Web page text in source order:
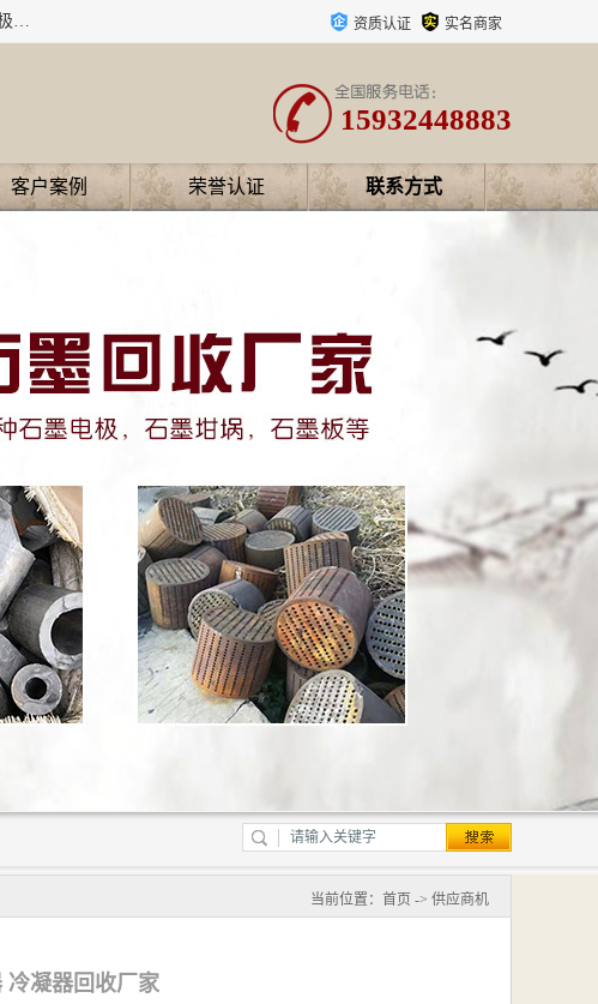
河北石墨回收厂家昊联碳素有限公司主要经营业务：石墨粉子回收、废石墨方子回收、高纯废石墨回收、废石墨回收、石墨电极回收、废石墨板回收、石墨增碳剂、单晶硅石墨、单晶硅石墨回收、废多晶硅石墨、废多晶硅石墨回收、废高纯石墨回收、废石墨、废石墨棒、废石墨棒回收、废石墨换热器回收、高纯石墨回收、石墨粉回收、石墨换热器回收、石墨纸回收、回收石墨板、回收石墨电极、石墨板回收、石墨回收。 资质认证 实名商家
15932448883
客户案例 荣誉认证 联系方式
当前位置： 首页 -> 供应商机
冷凝器回收厂家